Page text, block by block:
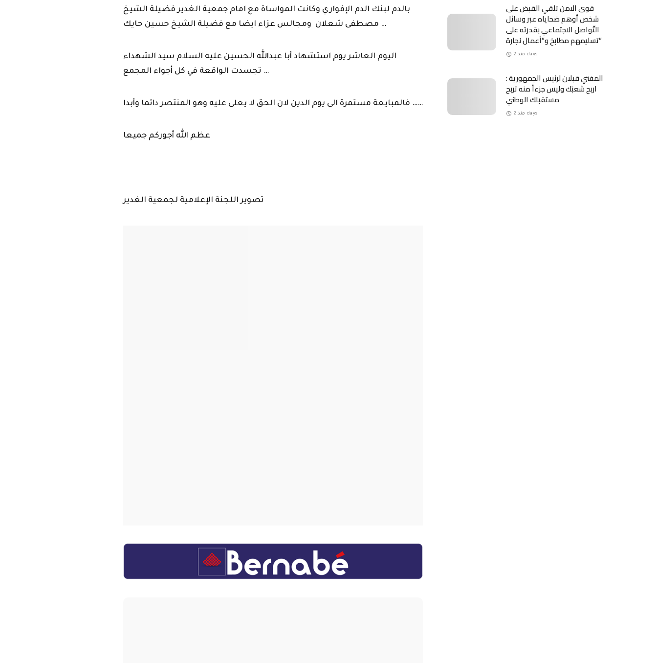
بالدم لبنك الدم الإفواري وكانت المواساة مع امام جمعية الغدير فضيلة الشيخ
مصطفى شعلان ومجالس عزاء ايضا مع فضيلة الشيخ حسين حايك …
اليوم العاشر يوم استشهاد أبا عبدالله الحسين عليه السلام سيد الشهداء
تجسدت الواقعة في كل أجواء المجمع …
فالمبايعة مستمرة الى يوم الدين لان الحق لا يعلى عليه وهو المنتصر دائما وأبدا ……
عظم الله أجوركم جميعا
تصوير اللجنة الإعلامية لجمعية الغدير
قوى الامن تلقي القبض على
شخص أوهم ضحاياه عبر وسائل
التّواصل الاجتماعي بقدرته على
تسليمهم مطابخ و”أعمال نجارة”
منذ 2 days
المفتي قبلان لرئيس الجمهورية :
اربح شعبَك وليس جزءاً منه تربح
مستقبلك الوطني
منذ 2 days